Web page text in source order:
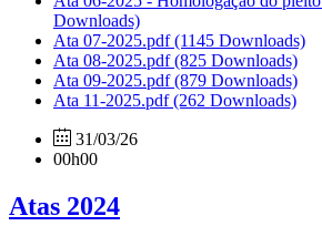
Downloads)
Ata 07-2025.pdf(1145 Downloads)
Ata 08-2025.pdf(825 Downloads)
Ata 09-2025.pdf(879 Downloads)
Ata 11-2025.pdf(262 Downloads)
31/03/26
00h00
Atas 2024